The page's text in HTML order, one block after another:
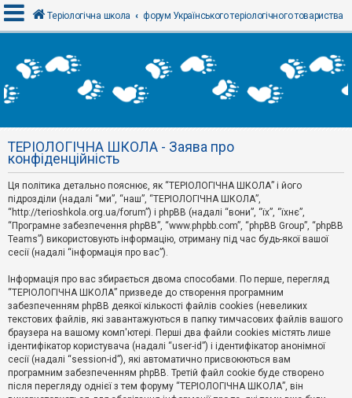
х
і
Р
е
с
т
р
а
ц
і
я
Т
е
м
и
б
е
з
в
і
Теріологічна школа форум Українського теріологічного товариства
ТЕРІОЛОГІЧНА ШКОЛА - Заява про
конфіденційність
Ця політика детально пояснює, як “ТЕРІОЛОГІЧНА ШКОЛА” і його
підрозділи (надалі “ми”, “наш”, “ТЕРІОЛОГІЧНА ШКОЛА”,
“http://terioshkola.org.ua/forum”) і phpBB (надалі “вони”, “їх”, “їхнє”,
“Програмне забезпечення phpBB”, “www.phpbb.com”, “phpBB Group”, “phpBB
Teams”) використовують інформацію, отриману під час будь-якої вашої
сесії (надалі “інформація про вас”).
Інформація про вас збирається двома способами. По перше, перегляд
“ТЕРІОЛОГІЧНА ШКОЛА” призведе до створення програмним
забезпеченням phpBB деякої кількості файлів cookies (невеликих
текстових файлів, які завантажуються в папку тимчасових файлів вашого
браузера на вашому комп'ютері. Перші два файли cookies містять лише
ідентифікатор користувача (надалі “user-id”) і ідентифікатор анонімної
сесії (надалі “session-id”), які автоматично присвоюються вам
програмним забезпеченням phpBB. Третій файл cookie буде створено
після перегляду однієї з тем форуму “ТЕРІОЛОГІЧНА ШКОЛА”, він